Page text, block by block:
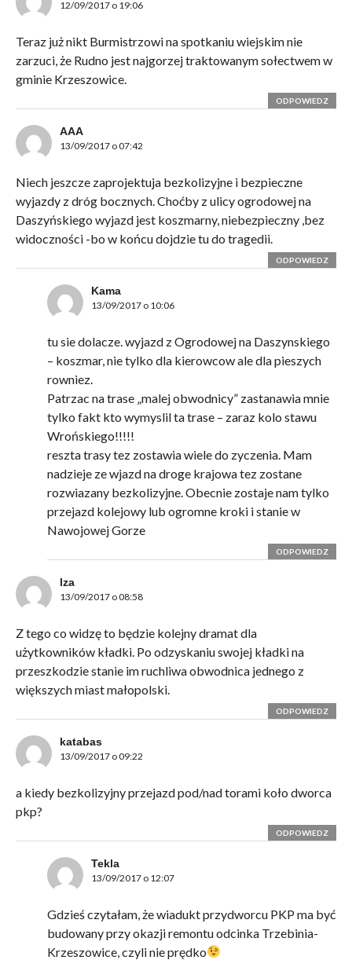
12/09/2017 o 19:06
Teraz już nikt Burmistrzowi na spotkaniu wiejskim nie
zarzuci, że Rudno jest najgorzej traktowanym sołectwem w
gminie Krzeszowice.
ODPOWIEDZ
AAA
13/09/2017 o 07:42
Niech jeszcze zaprojektuja bezkolizyjne i bezpieczne
wyjazdy z dróg bocznych. Choćby z ulicy ogrodowej na
Daszyńskiego wyjazd jest koszmarny, niebezpieczny ,bez
widoczności -bo w końcu dojdzie tu do tragedii.
ODPOWIEDZ
Kama
13/09/2017 o 10:06
tu sie dolacze. wyjazd z Ogrodowej na Daszynskiego
– koszmar, nie tylko dla kierowcow ale dla pieszych
rowniez.
Patrzac na trase „malej obwodnicy” zastanawia mnie
tylko fakt kto wymyslil ta trase – zaraz kolo stawu
Wrońskiego!!!!!
reszta trasy tez zostawia wiele do zyczenia. Mam
nadzieje ze wjazd na droge krajowa tez zostane
rozwiazany bezkolizyjne. Obecnie zostaje nam tylko
przejazd kolejowy lub ogromne kroki i stanie w
Nawojowej Gorze
ODPOWIEDZ
lza
13/09/2017 o 08:58
Z tego co widzę to będzie kolejny dramat dla
użytkowników kładki. Po odzyskaniu swojej kładki na
przeszkodzie stanie im ruchliwa obwodnica jednego z
większych miast małopolski.
ODPOWIEDZ
katabas
13/09/2017 o 09:22
a kiedy bezkolizyjny przejazd pod/nad torami koło dworca
pkp?
ODPOWIEDZ
Tekla
13/09/2017 o 12:07
Gdzieś czytałam, że wiadukt przydworcu PKP ma być
budowany przy okazji remontu odcinka Trzebinia-
Krzeszowice, czyli nie prędko